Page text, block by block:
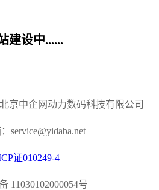
建设中......
京中企网动力数码科技有限公司
service@yidaba.net
证010249-4
11030102000054号